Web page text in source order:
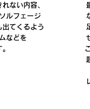
ない内容、
ルフェージ
出てくるよう
などを